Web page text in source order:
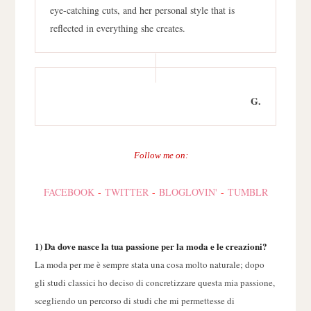
eye-catchingcuts,and her personal style that is
reflected in everything she creates.
G.
Follow me on:
FACEBOOK- TWITTER- BLOGLOVIN' - TUMBLR
1) Da dove nasce la tua passione per la moda e le creazioni?
La moda per me è sempre stata una cosa molto naturale; dopo
gli studi classici ho deciso di concretizzare questa mia passione,
scegliendo un percorso di studi che mi permettesse di